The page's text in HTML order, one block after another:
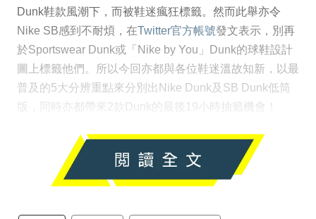
Dunk鞋款風潮下，而被鞋迷瘋狂標籤。然而此舉亦令
Nike SB感到不耐煩，在Twitter官方帳號發文表示，別再
於Sportswear Dunk或「Nike by You」Dunk的球鞋設計
圖上標籤他們。所以今回亦都與各位鞋迷溫故知新，以最
普及的5大分辨重點來分別出Nike Dunk及SB Dunk低筒
版，同時亦都帶來2款Dunk的最後19小時抽籤機會！